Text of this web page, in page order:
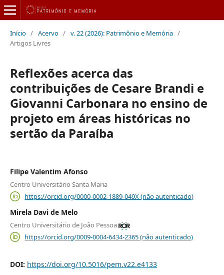
Início / Acervo / v. 22 (2026): Patrimônio e Memória /
Artigos Livres
Reflexões acerca das
contribuições de Cesare Brandi e
Giovanni Carbonara no ensino de
projeto em áreas históricas no
sertão da Paraíba
Filipe Valentim Afonso
Centro Universitário Santa Maria
https://orcid.org/0000-0002-1889-049X (não autenticado)
Mirela Davi de Melo
Centro Universitário de João Pessoa
https://orcid.org/0009-0004-6434-2365 (não autenticado)
DOI: https://doi.org/10.5016/pem.v22.e4133